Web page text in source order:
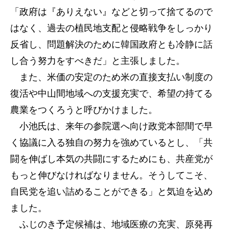
「政府は『ありえない』などと切って捨てるので
はなく、過去の植民地支配と侵略戦争をしっかり
反省し、問題解決のために韓国政府とも冷静に話
し合う努力をすべきだ」と主張しました。
また、米価の安定のため米の直接支払い制度の
復活や中山間地域への支援充実で、希望の持てる
農業をつくろうと呼びかけました。
小池氏は、来年の参院選へ向け政党本部間で早
く協議に入る独自の努力を強めているとし、「共
闘を伸ばし本気の共闘にするためにも、共産党が
もっと伸びなければなりません。そうしてこそ、
自民党を追い詰めることができる」と気迫を込め
ました。
ふじのき予定候補は、地域医療の充実、原発再